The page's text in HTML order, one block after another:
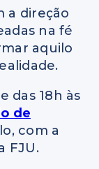
a direção
na fé
aquilo
das 18h às
de
com a
FJU.